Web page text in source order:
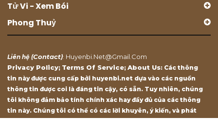
Tử Vi - Xem Bói
Phong Thuỷ
Liên hệ (Contact): Huyenbi.net@gmail.com
Privacy Policy; Terms Of Service; About Us: Các thông
tin này được cung cấp bởi huyenbi.net dựa vào các nguồn
thông tin được coi là đáng tin cậy, có sẵn. Tuy nhiên, chúng
tôi không đảm bảo tính chính xác hay đầy đủ của các thông
tin này. Chúng tôi có thể có các lời khuyên, ý kiến, và phát